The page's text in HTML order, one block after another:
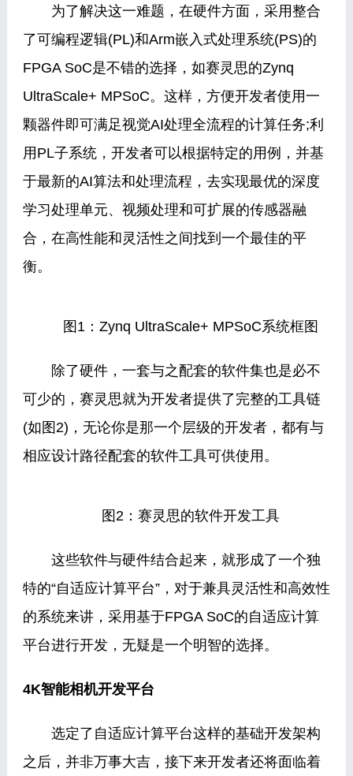
为了解决这一难题，在硬件方面，采用整合
了可编程逻辑(PL)和Arm嵌入式处理系统(PS)的
FPGA SoC是不错的选择，如赛灵思的Zynq
UltraScale+ MPSoC。这样，方便开发者使用一
颗器件即可满足视觉AI处理全流程的计算任务;利
用PL子系统，开发者可以根据特定的用例，并基
于最新的AI算法和处理流程，去实现最优的深度
学习处理单元、视频处理和可扩展的传感器融
合，在高性能和灵活性之间找到一个最佳的平
衡。
图1：Zynq UltraScale+ MPSoC系统框图
除了硬件，一套与之配套的软件集也是必不
可少的，赛灵思就为开发者提供了完整的工具链
(如图2)，无论你是那一个层级的开发者，都有与
相应设计路径配套的软件工具可供使用。
图2：赛灵思的软件开发工具
这些软件与硬件结合起来，就形成了一个独
特的“自适应计算平台”，对于兼具灵活性和高效性
的系统来讲，采用基于FPGA SoC的自适应计算
平台进行开发，无疑是一个明智的选择。
4K智能相机开发平台
选定了自适应计算平台这样的基础开发架构
之后，并非万事大吉，接下来开发者还将面临着